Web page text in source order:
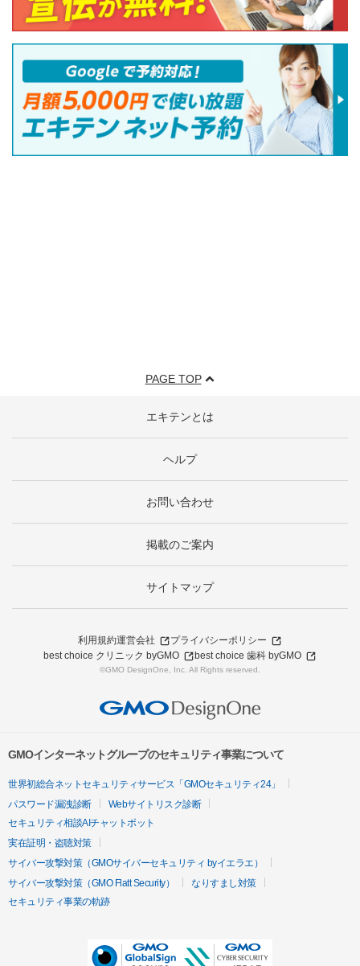
PAGE TOP
エキテンとは
ヘルプ
お問い合わせ
掲載のご案内
サイトマップ
利用規約運営会社
プライバシーポリシー
best choice クリニック byGMO
best choice 歯科 byGMO
©GMO DesignOne, Inc. All Rights reserved.
GMOインターネットグループのセキュリティ事業について
世界初総合ネットセキュリティサービス「GMOセキュリティ24」
パスワード漏洩診断
Webサイトリスク診断
セキュリティ相談AIチャットボット
実在証明・盗聴対策
サイバー攻撃対策（GMOサイバーセキュリティ byイエラエ）
サイバー攻撃対策（GMO Flatt Security）
なりすまし対策
セキュリティ事業の軌跡